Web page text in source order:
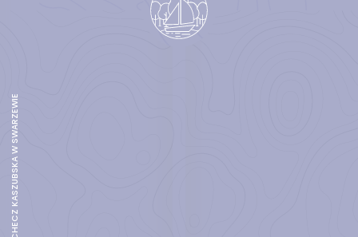
CHECZ KASZUBSKA W SWARZEWIE